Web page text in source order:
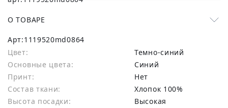
О ТОВАРЕ
Арт:1119520md0864
Цвет:
Темно-синий
Основные цвета:
синий
Принт:
Нет
Состав ткани:
хлопок 100%
Высота посадки:
Высокая